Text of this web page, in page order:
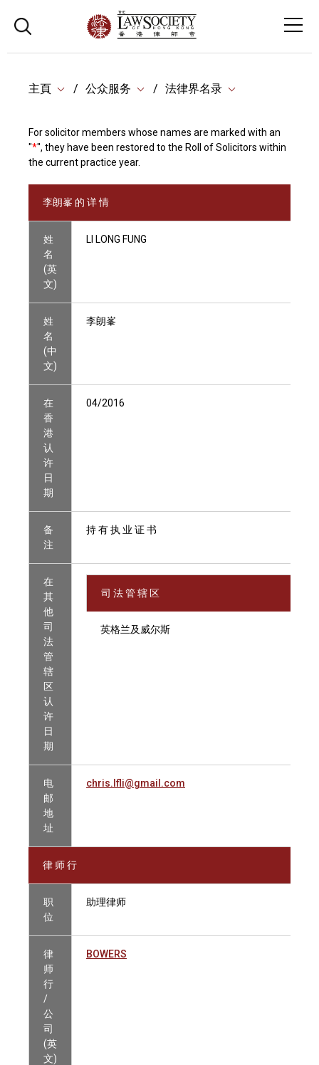
主頁 公众服务 法律界名录
For solicitor members whose names are marked with an
"*", they have been restored to the Roll of Solicitors within
the current practice year.
李朗峯 的 详 情
姓
名
(英
文)
LI LONG FUNG
姓
名
(中
文)
李朗峯
在
香
港
认
许
日
期
04/2016
备
注
持 有 执 业 证 书
在
其
他
司
法
管
辖
区
认
许
日
期
司 法 管 辖 区
英格兰及威尔斯
电
邮
地
址
chris.lfli@gmail.com
律 师 行
职
位
助理律师
律
师
行
/
公
司
(英
文)
BOWERS